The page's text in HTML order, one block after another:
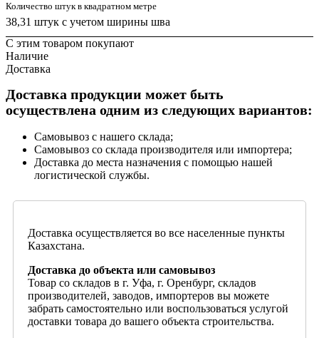
Количество штук в квадратном метре
38,31 штук с учетом ширины шва
С этим товаром покупают
Наличие
Доставка
Доставка продукции может быть
осуществлена одним из следующих вариантов:
Самовывоз с нашего склада;
Самовывоз со склада производителя или импортера;
Доставка до места назначения с помощью нашей
логистической службы.
Доставка осуществляется во все населенные пункты
Казахстана.
Доставка до объекта или самовывоз
Товар со складов в г. Уфа, г. Оренбург, складов
производителей, заводов, импортеров вы можете
забрать самостоятельно или воспользоваться услугой
доставки товара до вашего объекта строительства.